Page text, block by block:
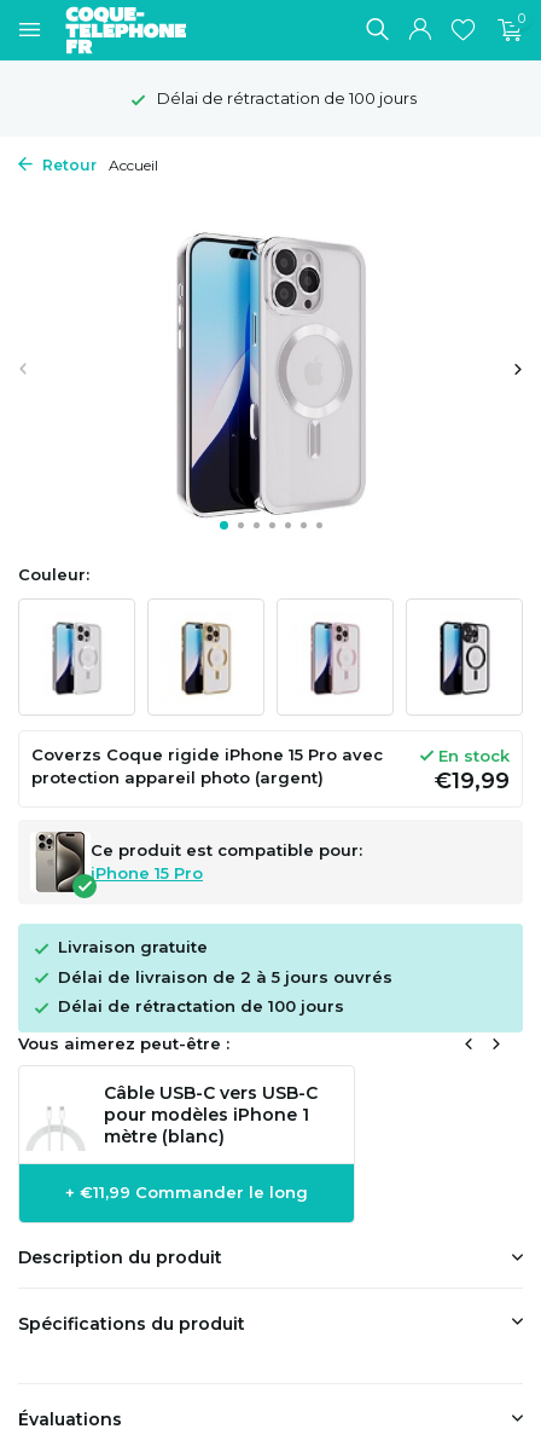
0
Délai de rétractation de 100 jours
Retour Accueil
Couleur:
Coverzs Coque rigide iPhone 15 Pro avec
protection appareil photo (argent)
En stock
€19,99
Ce produit est compatible pour:
iPhone 15 Pro
Livraison gratuite
Délai de livraison de 2 à 5 jours ouvrés
Délai de rétractation de 100 jours
Vous aimerez peut-être :
Câble USB-C vers USB-C
pour modèles iPhone 1
mètre (blanc)
+ €11,99 Commander le long
Description du produit
Spécifications du produit
Évaluations